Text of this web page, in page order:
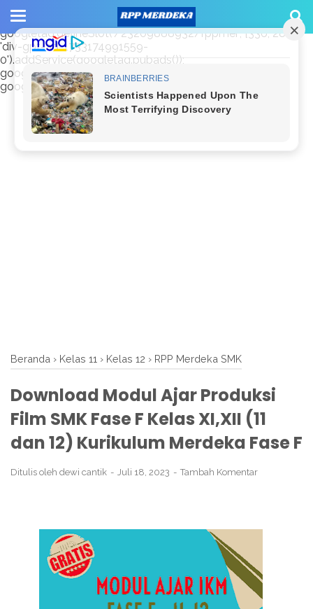
window.googletag = window.googletag || {cmd: []};
googletag.cmd.push(function() {
googletag.defineSlot('/23209888932/rppmer', [336, 280],
'div-gpt-ad-1733174991559-
0').addService(googletag.pubads());
googletag.pubads().enableSingleRequest();
googletag.enableServices(); });
Beranda › Kelas 11 › Kelas 12 › RPP Merdeka SMK
Download Modul Ajar Produksi
Film SMK Fase F Kelas XI,XII (11
dan 12) Kurikulum Merdeka Fase F
Ditulis oleh dewi cantik Juli 18, 2023 Tambah Komentar